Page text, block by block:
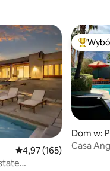
Wybór gości
Średnia ocena: 4,97
4,97 (165)
Dom w:
Casa